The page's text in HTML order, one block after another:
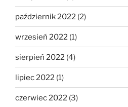
październik 2022 (2)
wrzesień 2022 (1)
sierpień 2022 (4)
lipiec 2022 (1)
czerwiec 2022 (3)